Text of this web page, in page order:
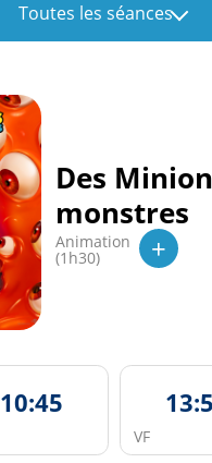
Toutes les séances
Des
monstres
Animation
(1h30) +
10:45
VF